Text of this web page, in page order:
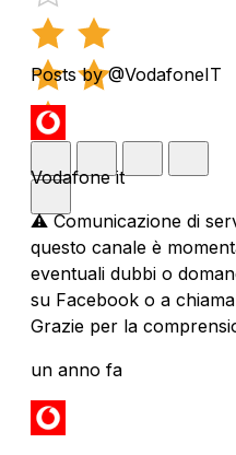
Posts by @VodafoneIT
Vodafone it
⚠️ Comunicazione di
questo canale è
eventuali dubbi o
su Facebook o a
Grazie per la
un anno fa